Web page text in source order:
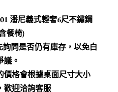
潘尼義式輕奢6尺不鏽鋼
餐椅)
問是否仍有庫存，以免白
。
價格會根據桌面尺寸大小
歡迎洽詢客服